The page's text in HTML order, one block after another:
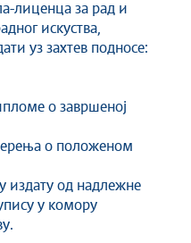
лиценца за рад и
искуства,
уз захтев подносе:
о завршеној
о положеном
издату од надлежне
у комору